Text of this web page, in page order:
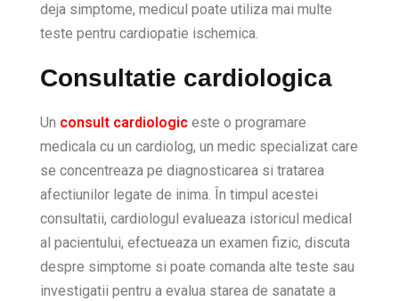
deja simptome, medicul poate utiliza mai multe
teste pentru cardiopatie ischemica.
Consultatie cardiologica
Un consult cardiologic este o programare
medicala cu un cardiolog, un medic specializat care
se concentreaza pe diagnosticarea si tratarea
afectiunilor legate de inima. În timpul acestei
consultatii, cardiologul evalueaza istoricul medical
al pacientului, efectueaza un examen fizic, discuta
despre simptome si poate comanda alte teste sau
investigatii pentru a evalua starea de sanatate a